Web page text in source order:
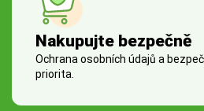
Nakupujte bezpečně
Ochrana osobních údajů a
priorita.